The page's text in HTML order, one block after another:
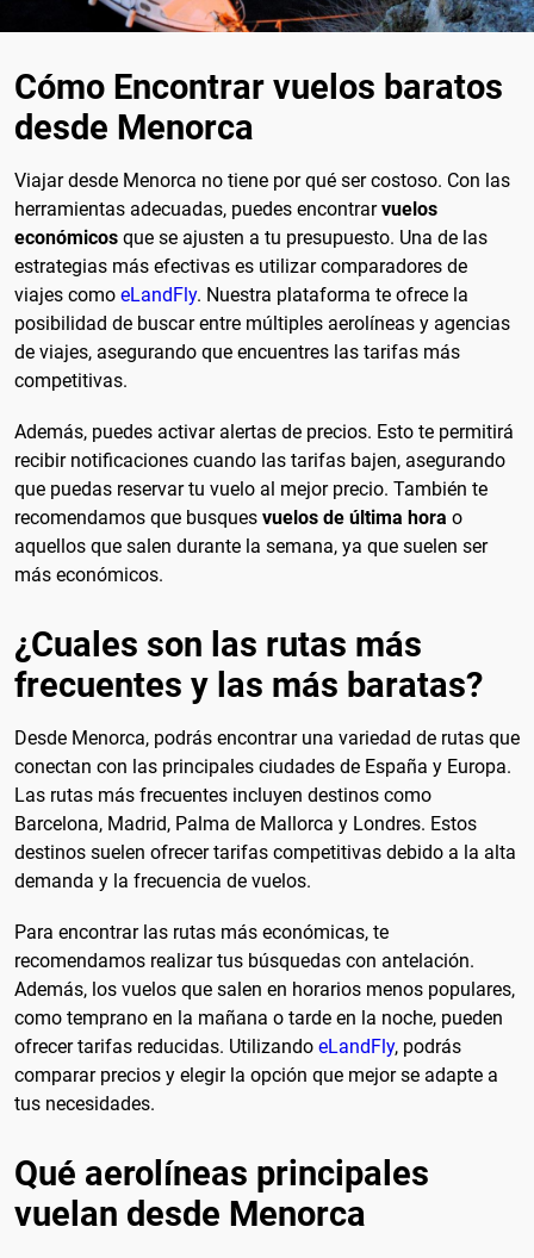
Cómo Encontrar vuelos baratos
desde Menorca
Viajar desde Menorca no tiene por qué ser costoso. Con las
herramientas adecuadas, puedes encontrarvuelos
económicos que se ajusten a tu presupuesto. Una de las
estrategias más efectivas es utilizar comparadores de
viajes como eLandFly. Nuestra plataforma te ofrece la
posibilidad de buscar entre múltiples aerolíneas y agencias
de viajes, asegurando que encuentres las tarifas más
competitivas.
Además, puedes activar alertas de precios. Esto te permitirá
recibir notificaciones cuando las tarifas bajen, asegurando
que puedas reservar tu vuelo al mejor precio. También te
recomendamos que busques vuelos de última hora o
aquellos que salen durante la semana, ya que suelen ser
más económicos.
¿Cuales son las rutas más
frecuentes y las más baratas?
Desde Menorca, podrás encontrar una variedad de rutas que
conectan con las principales ciudades de España y Europa.
Las rutas más frecuentes incluyen destinos como
Barcelona, Madrid, Palma de Mallorca y Londres. Estos
destinos suelen ofrecer tarifas competitivas debido a la alta
demanda y la frecuencia de vuelos.
Para encontrar las rutas más económicas, te
recomendamos realizar tus búsquedas con antelación.
Además, los vuelos que salen en horarios menos populares,
como temprano en la mañana o tarde en la noche, pueden
ofrecer tarifas reducidas. Utilizando eLandFly, podrás
comparar precios y elegir la opción que mejor se adapte a
tus necesidades.
Qué aerolíneas principales
vuelan desde Menorca